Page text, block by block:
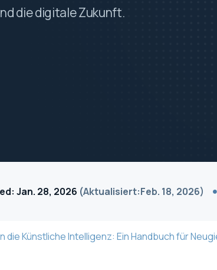
die digitale Zukunft.
Jan. 28, 2026 (Aktualisiert:Feb. 18, 2026)
die Künstliche Intelligenz: Ein Handbuch für